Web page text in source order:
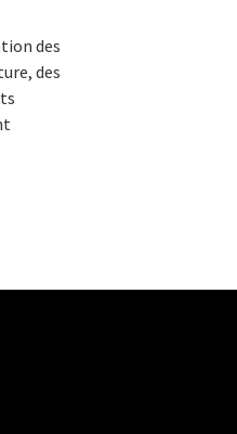
des
des